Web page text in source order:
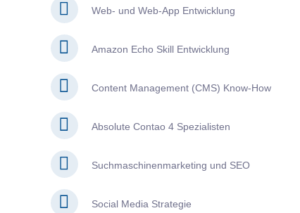
Web- und Web-App Entwicklung
Amazon Echo Skill Entwicklung
Content Management (CMS) Know-How
Absolute Contao 4 Spezialisten
Suchmaschinenmarketing und SEO
Social Media Strategie